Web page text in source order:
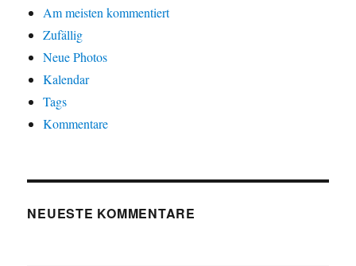
Am meisten kommentiert
Zufällig
Neue Photos
Kalendar
Tags
Kommentare
NEUESTE KOMMENTARE